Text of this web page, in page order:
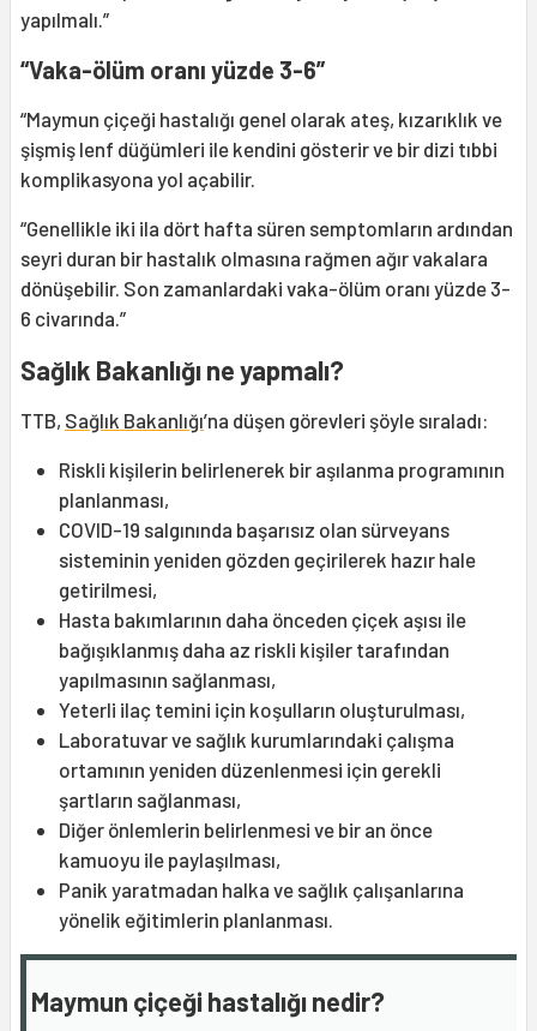
yapılmalı.”
“Vaka-ölüm oranı yüzde 3-6”
“Maymun çiçeği hastalığı genel olarak ateş, kızarıklık ve
şişmiş lenf düğümleri ile kendini gösterir ve bir dizi tıbbi
komplikasyona yol açabilir.
“Genellikle iki ila dört hafta süren semptomların ardından
seyri duran bir hastalık olmasına rağmen ağır vakalara
dönüşebilir. Son zamanlardaki vaka-ölüm oranı yüzde 3-
6 civarında.”
Sağlık Bakanlığı ne yapmalı?
TTB, Sağlık Bakanlığı’na düşen görevleri şöyle sıraladı:
Riskli kişilerin belirlenerek bir aşılanma programının
planlanması,
COVID-19 salgınında başarısız olan sürveyans
sisteminin yeniden gözden geçirilerek hazır hale
getirilmesi,
Hasta bakımlarının daha önceden çiçek aşısı ile
bağışıklanmış daha az riskli kişiler tarafından
yapılmasının sağlanması,
Yeterli ilaç temini için koşulların oluşturulması,
Laboratuvar ve sağlık kurumlarındaki çalışma
ortamının yeniden düzenlenmesi için gerekli
şartların sağlanması,
Diğer önlemlerin belirlenmesi ve bir an önce
kamuoyu ile paylaşılması,
Panik yaratmadan halka ve sağlık çalışanlarına
yönelik eğitimlerin planlanması.
Maymun çiçeği hastalığı nedir?